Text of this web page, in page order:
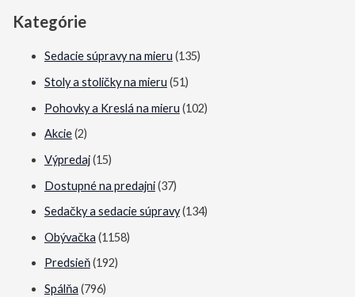
á
l
n
Kategórie
Sedacie súpravy na mieru (135)
Stoly a stoličky na mieru (51)
Pohovky a Kreslá na mieru (102)
Akcie(2)
Výpredaj(15)
Dostupné na predajni(37)
Sedačky a sedacie súpravy(134)
Obývačka (1158)
Predsieň(192)
Spálňa (796)